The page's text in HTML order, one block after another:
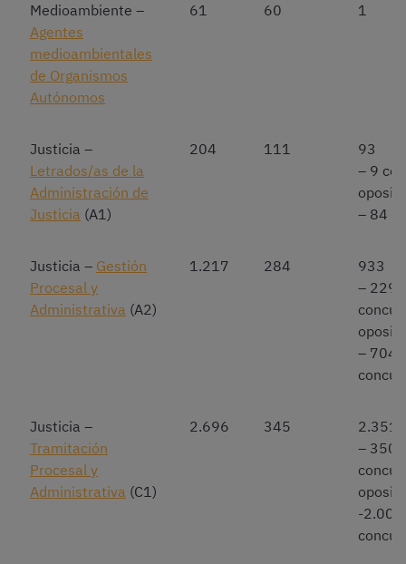
Medioambiente –
Agentes
medioambientales
de Organismos
Autónomos
61 60 1
Justicia –
Letrados/as de la
Administración de
Justicia (A1)
204 111
93
– 9
– 84
Justicia – Gestión
Procesal y
Administrativa (A2)
1.217 284
933
– 229
– 704
Justicia –
Tramitación
Procesal y
Administrativa (C1)
2.696 345
2.351
– 350
-2.001